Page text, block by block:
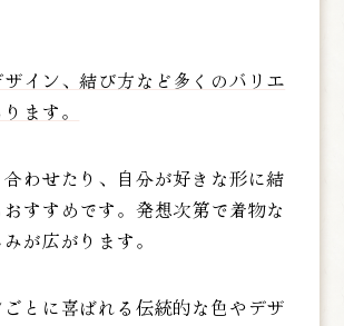
ザイン、結び方など多くのバリエ
ます。
わせたり、自分が好きな形に結
すすめです。発想次第で着物な
が広がります。
とに喜ばれる伝統的な色やデザ